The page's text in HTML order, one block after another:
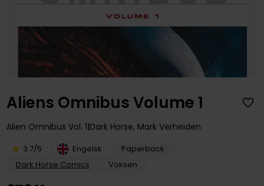
Aliens Omnibus Volume 1
Alien Omnibus Vol. 1 Dark Horse, Mark Verheiden
3.7/5 Engelsk
Paperback
Dark Horse Comics
Voksen